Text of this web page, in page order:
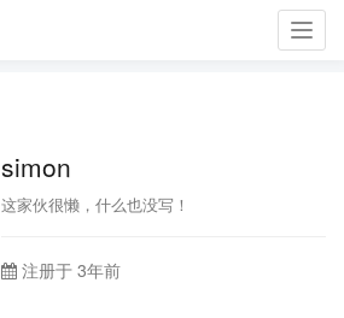
simon
这家伙很懒，什么也没写！
注册于 3年前